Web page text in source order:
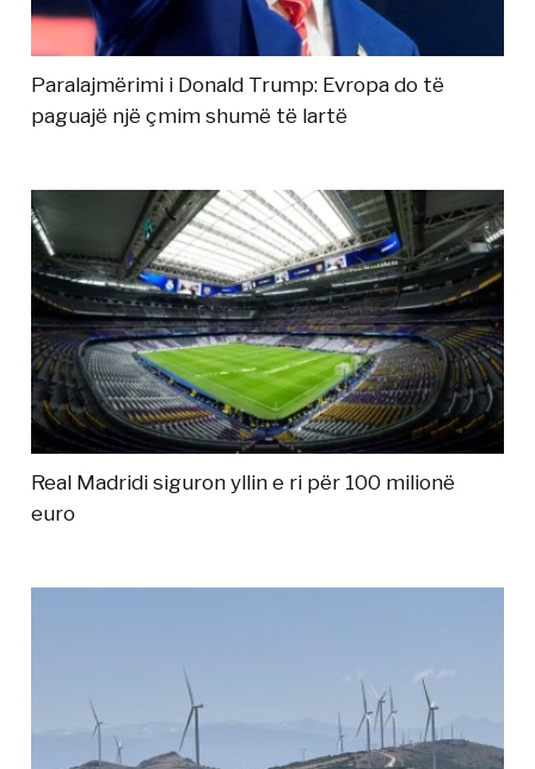
Paralajmërimi i Donald Trump: Evropa do të
paguajë një çmim shumë të lartë
Real Madridi siguron yllin e ri për 100 milionë
euro